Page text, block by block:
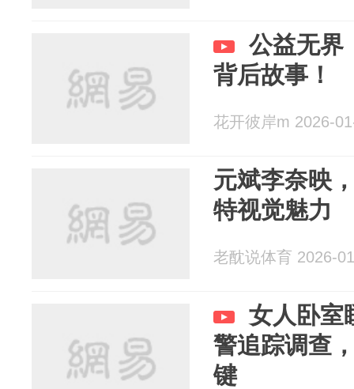
公益无界
背后故事！
花开彼岸m 2026-
元斌李奈映
特视觉魅力
老酖说体育 2026-
女人卧室
警追踪调查
键